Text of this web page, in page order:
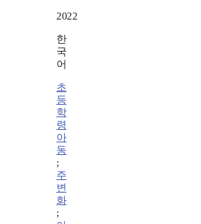
2022
한
국
어
초
등
학
령
아
동
;
주
변
화
;